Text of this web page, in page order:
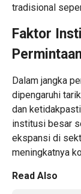
tradisional
Faktor
Dalam jangka
dipengaruhi
dan
institusi besar
ekspansi di
meningkatnya
Read Also